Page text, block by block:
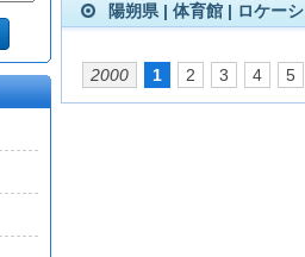
陽朔県 | 体育館 | ロケー
2000 1 2 3 4 5